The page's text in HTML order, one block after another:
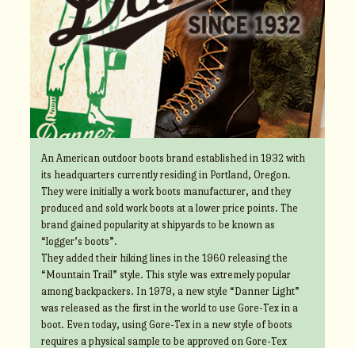
An American outdoor boots brand established in 1932 with
its headquarters currently residing in Portland, Oregon.
They were initially a work boots manufacturer, and they
produced and sold work boots at a lower price points. The
brand gained popularity at shipyards to be known as
“logger’s boots”.
They added their hiking lines in the 1960 releasing the
“Mountain Trail” style. This style was extremely popular
among backpackers. In 1979, a new style “Danner Light”
was released as the first in the world to use Gore-Tex in a
boot. Even today, using Gore-Tex in a new style of boots
requires a physical sample to be approved on Gore-Tex